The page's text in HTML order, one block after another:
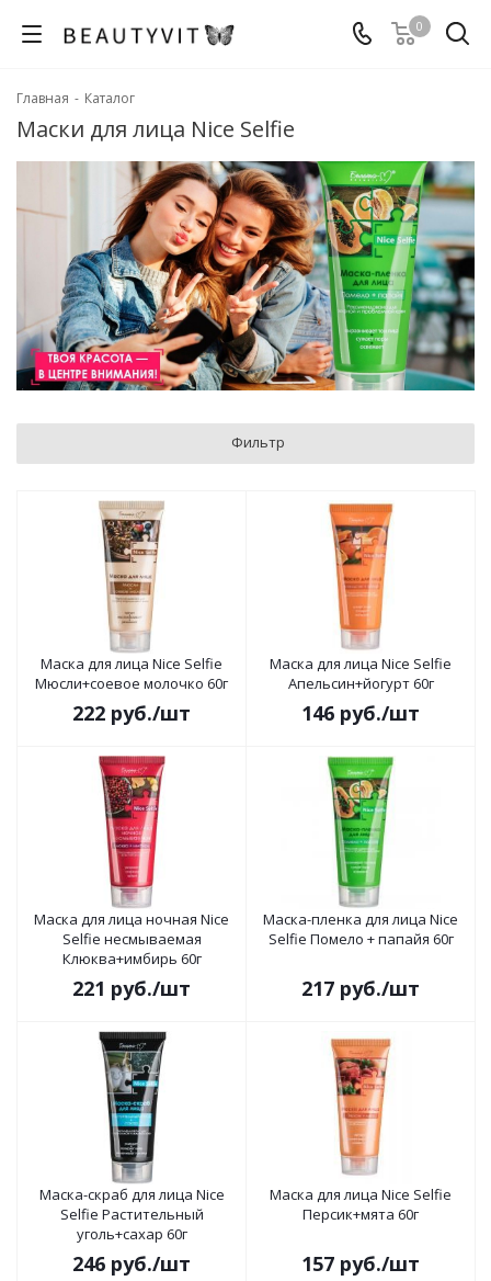
0
Главная - Каталог
Маски для лица Nice Selfie
Фильтр
Маска для лица Nice Selfie
Мюсли+соевое молочко 60г
222 руб./шт
Маска для лица Nice Selfie
Апельсин+йогурт 60г
146 руб./шт
Маска для лица ночная Nice
Selfie несмываемая
Клюква+имбирь 60г
221 руб./шт
Маска-пленка для лица Nice
Selfie Помело + папайя 60г
217 руб./шт
Маска-скраб для лица Nice
Selfie Растительный
уголь+сахар 60г
246 руб./шт
Маска для лица Nice Selfie
Персик+мята 60г
157 руб./шт